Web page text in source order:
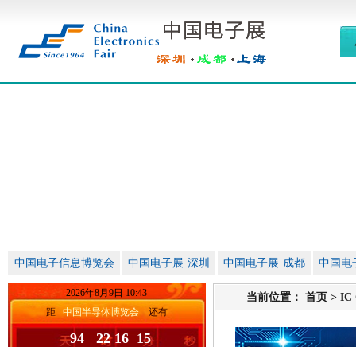
中国电子信息博览会 中国电子展·深圳 中国电子展·成都 中国电
2026年8月9日 10:43
距 中国半导体博览会 还有
94 22 16 14
当前位置： 首页 > IC